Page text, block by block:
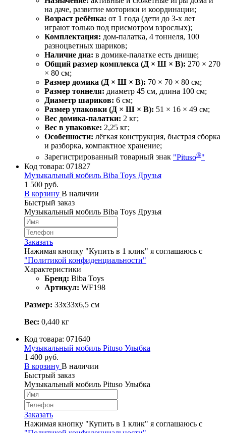
на даче, развитие моторики и координации;
Возраст ребёнка: от 1 года (дети до 3-х лет
играют только под присмотром взрослых);
Комплектация: дом-палатка, 4 тоннеля, 100
разноцветных шариков;
Наличие дна: в домике-палатке есть днище;
Общий размер комплекса (Д × Ш × В): 270 × 270
× 80 см;
Размер домика (Д × Ш × В): 70 × 70 × 80 см;
Размер тоннеля: диаметр 45 см, длина 100 см;
Диаметр шариков: 6 см;
Размер упаковки (Д × Ш × В): 51 × 16 × 49 см;
Вес домика-палатки: 2 кг;
Вес в упаковке: 2,25 кг;
Особенности: лёгкая конструкция, быстрая сборка
и разборка, компактное хранение;
Зарегистрированный товарный знак "Pituso®"
Код товара: 071827
Музыкальный мобиль Biba Toys Друзья
1 500 руб.
В корзину В наличии
Быстрый заказ
Музыкальный мобиль Biba Toys Друзья
Заказать
Нажимая кнопку "Купить в 1 клик" я соглашаюсь с
"Политикой конфиденциальности"
Характеристики
Бренд: Biba Toys
Артикул: WF198
Размер: 33х33х6,5 см
Вес: 0,440 кг
Код товара: 071640
Музыкальный мобиль Pituso Улыбка
1 400 руб.
В корзину В наличии
Быстрый заказ
Музыкальный мобиль Pituso Улыбка
Заказать
Нажимая кнопку "Купить в 1 клик" я соглашаюсь с